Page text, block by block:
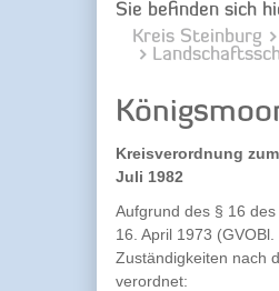
Sie befinden sich
Kreis Steinburg
Kreisverordnung
Juli 1982
Aufgrund des § 16
16. April 1973
Zuständigkeiten nach
verordnet: